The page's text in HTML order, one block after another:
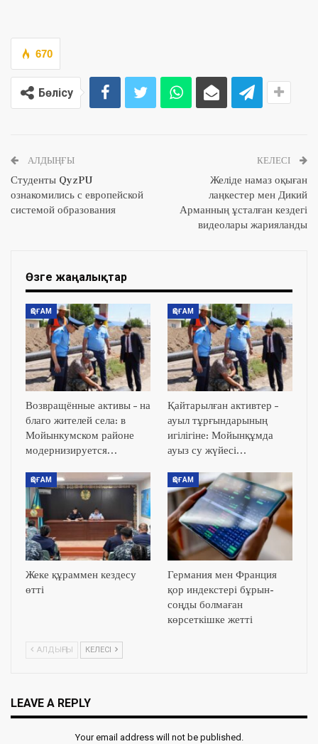
670
Бөлісу
АЛДЫҢҒЫ
Студенты QyzPU
ознакомились с европейской
системой образования
КЕЛЕСІ
Желіде намаз оқыған
лаңкестер мен Дикий
Арманның ұсталған кездегі
видеолары жарияланды
Өзге жаңалықтар
ҚОҒАМ
Возвращённые активы – на
благо жителей села: в
Мойынкумском районе
модернизируется…
ҚОҒАМ
Қайтарылған активтер –
ауыл тұрғындарының
игілігіне: Мойынқұмда
ауыз су жүйесі…
ҚОҒАМ
Жеке құраммен кездесу
өтті
ҚОҒАМ
Германия мен Франция
қор индекстері бұрын-
соңды болмаған
көрсеткішке жетті
АЛДЫҢҒЫ КЕЛЕСІ
LEAVE A REPLY
Your email address will not be published.